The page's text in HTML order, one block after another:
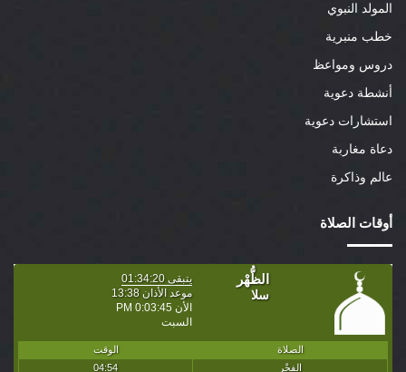
المولد النبوي
خطب منبرية
دروس ومواعظ
أنشطة دعوية
استشارات دعوية
دعاة مغاربة
عالم وذاكرة
أوقات الصلاة